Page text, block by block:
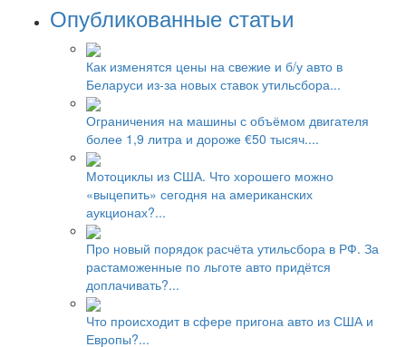
Опубликованные статьи
Как изменятся цены на свежие и б/у авто в
Беларуси из-за новых ставок утильсбора...
Ограничения на машины с объёмом двигателя
более 1,9 литра и дороже €50 тысяч....
Мотоциклы из США. Что хорошего можно
«выцепить» сегодня на американских
аукционах?...
Про новый порядок расчёта утильсбора в РФ. За
растаможенные по льготе авто придётся
доплачивать?...
Что происходит в сфере пригона авто из США и
Европы?...